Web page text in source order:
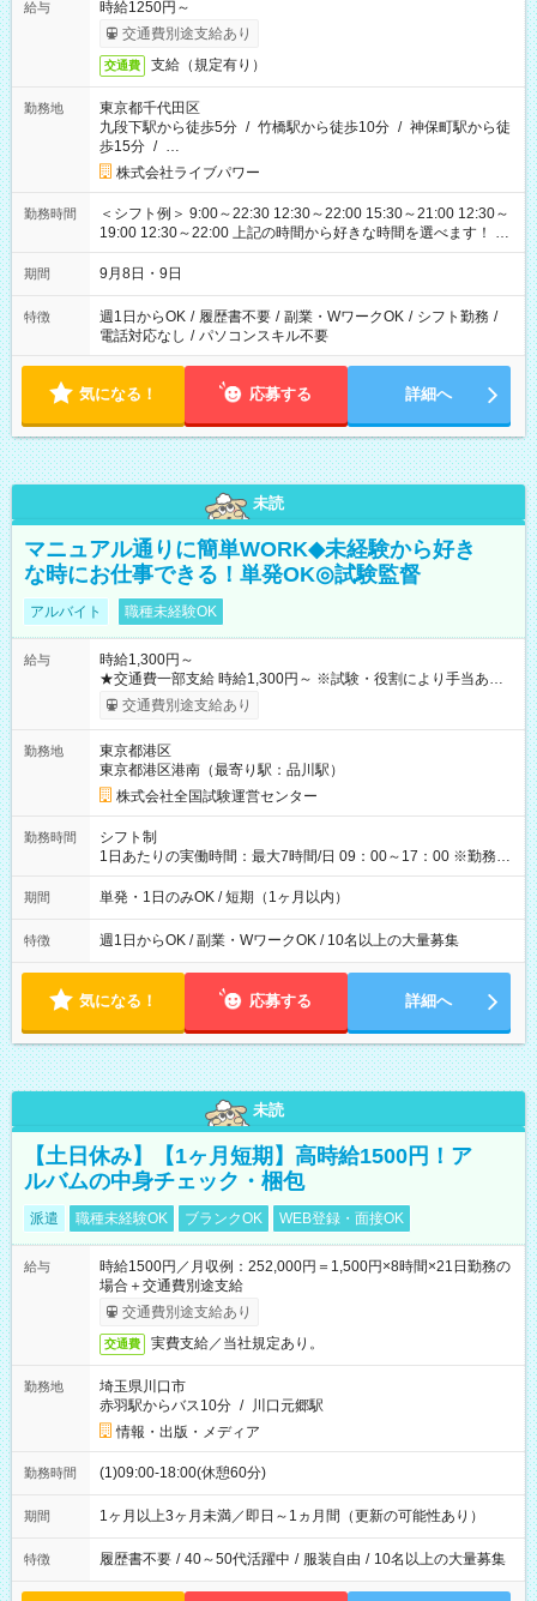
給与
時給1250円～
交通費別途支給あり
交通費 支給（規定有り）
勤務地
東京都千代田区
九段下駅から徒歩5分 / 竹橋駅から徒歩10分 / 神保町駅から徒
歩15分 / …
株式会社ライブパワー
勤務時間
＜シフト例＞ 9:00～22:30 12:30～22:00 15:30～21:00 12:30～
19:00 12:30～22:00 上記の時間から好きな時間を選べます！ ※
時間は変更となる可能性があります
期間 9月8日・9日
特徴 週1日からOK / 履歴書不要 / 副業・WワークOK / シフト勤務 /
電話対応なし / パソコンスキル不要
気になる！ 応募する 詳細へ
未読
マニュアル通りに簡単WORK◆未経験から好き
な時にお仕事できる！単発OK◎試験監督
アルバイト 職種未経験OK
給与
時給1,300円～
★交通費一部支給 時給1,300円～ ※試験・役割により手当あり
※勤務回数により昇給あり 【即給（前払い）オプションあ
り！】 希望される場合、勤務から1週間ほどで給与の一部を受け
例】 ・河合塾模擬試験 8:30～17:30（休憩1時間） 時給1,300円
×8時間＝日収10,400円＋交通費 ※当日の役割により時給＋100
円の場合あり ・国家試験 7:00～13:30（休憩なし） 時給1,300
円（役割手当＋100円）×6時間＝日収8,400円＋交通費 【試用期
間】試用期間なし
交通費別途支給あり
勤務地
東京都港区
東京都港区港南（最寄り駅：品川駅）
株式会社全国試験運営センター
勤務時間
シフト制
1日あたりの実働時間：最大7時間/日 09：00～17：00 ※勤務時
間は 試験により異なります。
期間 単発・1日のみOK / 短期（1ヶ月以内）
特徴 週1日からOK / 副業・WワークOK / 10名以上の大量募集
気になる！ 応募する 詳細へ
未読
【土日休み】【1ヶ月短期】高時給1500円！ア
ルバムの中身チェック・梱包
派遣 職種未経験OK ブランクOK WEB登録・面接OK
給与
時給1500円／月収例：252,000円＝1,500円×8時間×21日勤務の
場合＋交通費別途支給
交通費別途支給あり
交通費 実費支給／当社規定あり。
勤務地
埼玉県川口市
赤羽駅からバス10分 / 川口元郷駅
情報・出版・メディア
勤務時間 (1)09:00-18:00(休憩60分)
期間 1ヶ月以上3ヶ月未満／即日～1ヵ月間（更新の可能性あり）
特徴 履歴書不要 / 40～50代活躍中 / 服装自由 / 10名以上の大量募集